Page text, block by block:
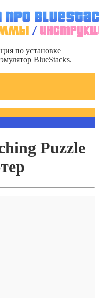
по установке
BlueStacks.
Puzzle